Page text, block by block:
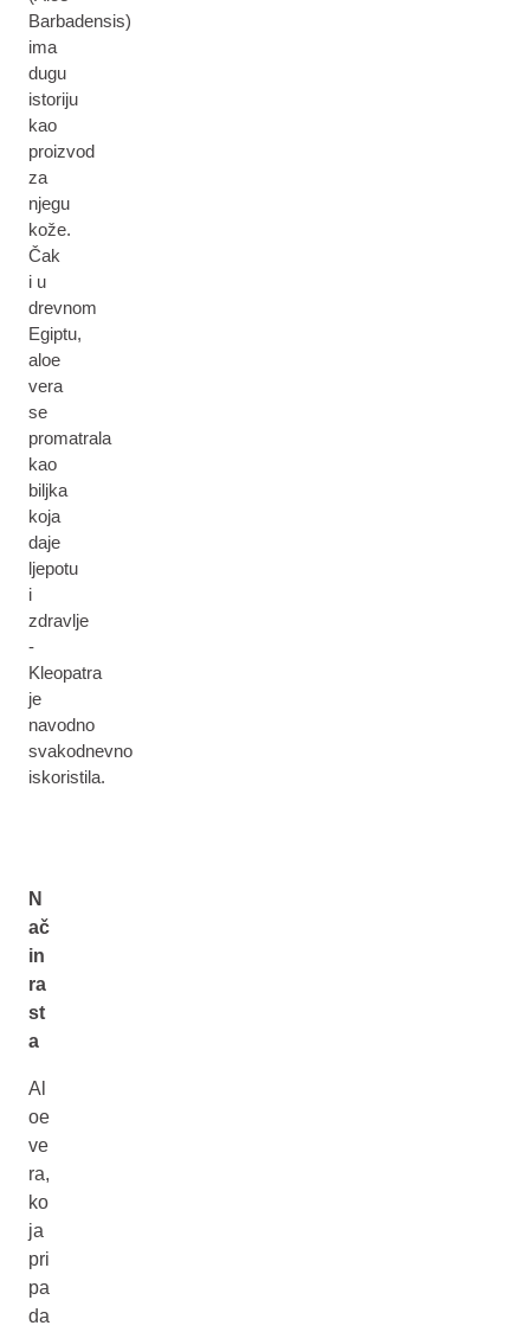
Barbadensis)
ima
dugu
istoriju
kao
proizvod
za
njegu
kože.
Čak
i u
drevnom
Egiptu,
aloe
vera
se
promatrala
kao
biljka
koja
daje
ljepotu
i
zdravlje
-
Kleopatra
je
navodno
svakodnevno
iskoristila.
N
ač
in
ra
st
a
Al
oe
ve
ra,
ko
ja
pri
pa
da